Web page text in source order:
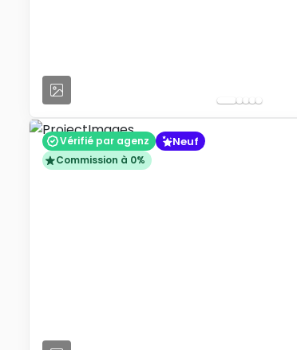
Vérifié par agenz Neuf
Commission à 0%